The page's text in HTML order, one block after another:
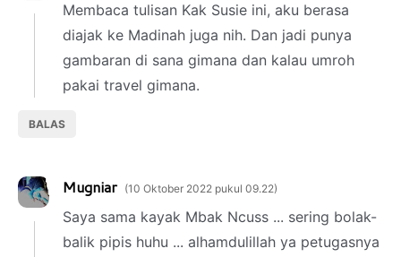
Membaca tulisan Kak Susie ini, aku berasa
diajak ke Madinah juga nih. Dan jadi punya
gambaran di sana gimana dan kalau umroh
pakai travel gimana.
BALAS
Mugniar 10 Oktober 2022 pukul 09.22
Saya sama kayak Mbak Ncuss ... sering bolak-
balik pipis huhu ... alhamdulillah ya petugasnya